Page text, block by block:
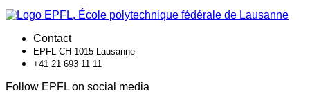
Contact
EPFL CH-1015 Lausanne
+41 21 693 11 11
Follow EPFL on social media